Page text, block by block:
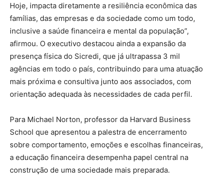
Hoje, impacta diretamente a resiliência econômica das
famílias, das empresas e da sociedade como um todo,
inclusive a saúde financeira e mental da população”,
afirmou. O executivo destacou ainda a expansão da
presença física do Sicredi, que já ultrapassa 3 mil
agências em todo o país, contribuindo para uma atuação
mais próxima e consultiva junto aos associados, com
orientação adequada às necessidades de cada perfil.
Para Michael Norton, professor da Harvard Business
School que apresentou a palestra de encerramento
sobre comportamento, emoções e escolhas financeiras,
a educação financeira desempenha papel central na
construção de uma sociedade mais preparada.